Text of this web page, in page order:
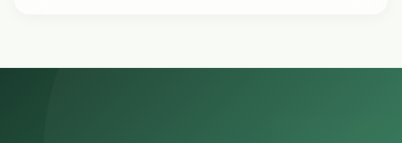
или беседке. Без опоры плети стелются по